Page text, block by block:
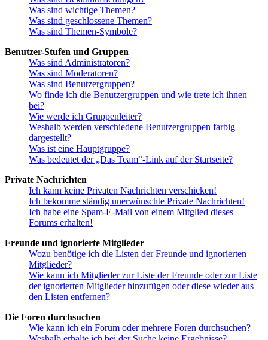
Was sind wichtige Themen?
Was sind geschlossene Themen?
Was sind Themen-Symbole?
Benutzer-Stufen und Gruppen
Was sind Administratoren?
Was sind Moderatoren?
Was sind Benutzergruppen?
Wo finde ich die Benutzergruppen und wie trete ich ihnen
bei?
Wie werde ich Gruppenleiter?
Weshalb werden verschiedene Benutzergruppen farbig
dargestellt?
Was ist eine Hauptgruppe?
Was bedeutet der „Das Team“-Link auf der Startseite?
Private Nachrichten
Ich kann keine Privaten Nachrichten verschicken!
Ich bekomme ständig unerwünschte Private Nachrichten!
Ich habe eine Spam-E-Mail von einem Mitglied dieses
Forums erhalten!
Freunde und ignorierte Mitglieder
Wozu benötige ich die Listen der Freunde und ignorierten
Mitglieder?
Wie kann ich Mitglieder zur Liste der Freunde oder zur Liste
der ignorierten Mitglieder hinzufügen oder diese wieder aus
den Listen entfernen?
Die Foren durchsuchen
Wie kann ich ein Forum oder mehrere Foren durchsuchen?